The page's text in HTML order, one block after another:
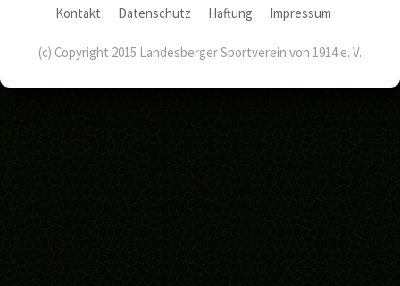
Kontakt Datenschutz Haftung Impressum
(c) Copyright 2015 Landesberger Sportverein von 1914 e. V.